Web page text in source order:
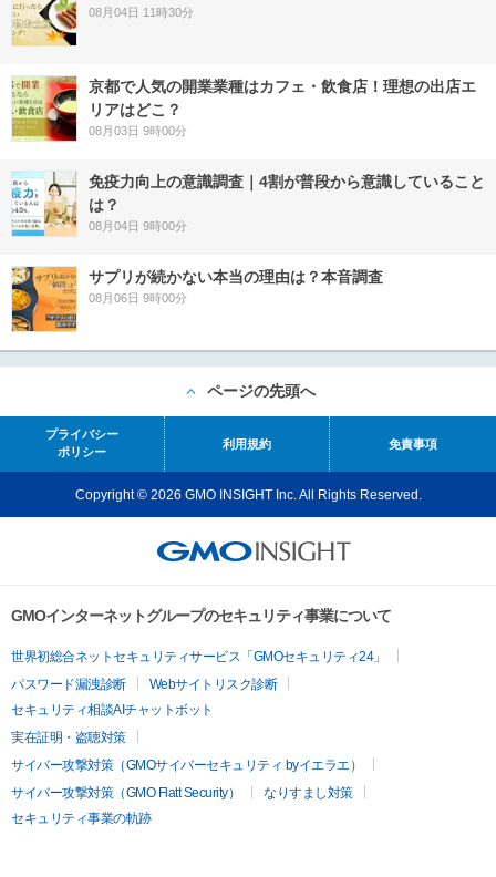
08月04日 11時30分
京都で人気の開業業種はカフェ・飲食店！理想の出店エ
リアはどこ？
08月03日 9時00分
免疫力向上の意識調査｜4割が普段から意識していること
は？
08月04日 9時00分
サプリが続かない本当の理由は？本音調査
08月06日 9時00分
ページの先頭へ
プライバシー
ポリシー
利用規約 免責事項
Copyright © 2026 GMO INSIGHT Inc. All Rights Reserved.
GMOインターネットグループのセキュリティ事業について
世界初総合ネットセキュリティサービス「GMOセキュリティ24」
パスワード漏洩診断
Webサイトリスク診断
セキュリティ相談AIチャットボット
実在証明・盗聴対策
サイバー攻撃対策（GMOサイバーセキュリティ byイエラエ）
サイバー攻撃対策（GMO Flatt Security）
なりすまし対策
セキュリティ事業の軌跡